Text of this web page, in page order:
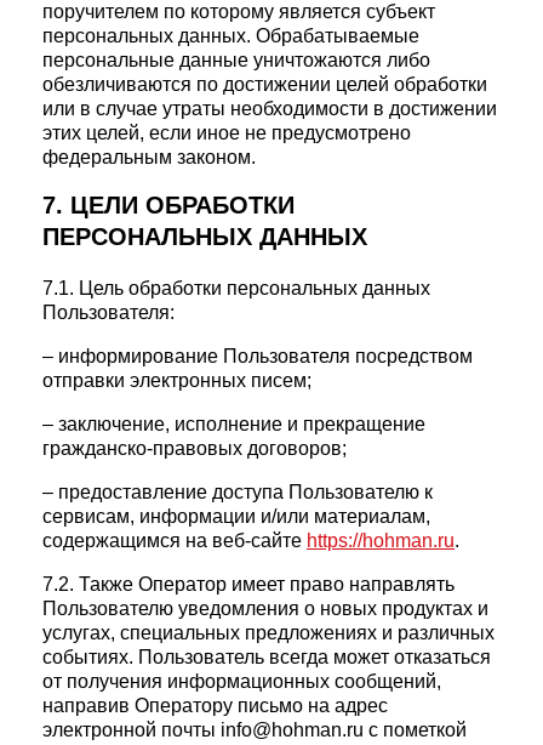
поручителем по которому является субъект
персональных данных. Обрабатываемые
персональные данные уничтожаются либо
обезличиваются по достижении целей обработки
или в случае утраты необходимости в достижении
этих целей, если иное не предусмотрено
федеральным законом.
7. ЦЕЛИ ОБРАБОТКИ
ПЕРСОНАЛЬНЫХ ДАННЫХ
7.1. Цель обработки персональных данных
Пользователя:
– информирование Пользователя посредством
отправки электронных писем;
– заключение, исполнение и прекращение
гражданско-правовых договоров;
– предоставление доступа Пользователю к
сервисам, информации и/или материалам,
содержащимся на веб-сайте https://hohman.ru.
7.2. Также Оператор имеет право направлять
Пользователю уведомления о новых продуктах и
услугах, специальных предложениях и различных
событиях. Пользователь всегда может отказаться
от получения информационных сообщений,
направив Оператору письмо на адрес
электронной почты info@hohman.ru с пометкой